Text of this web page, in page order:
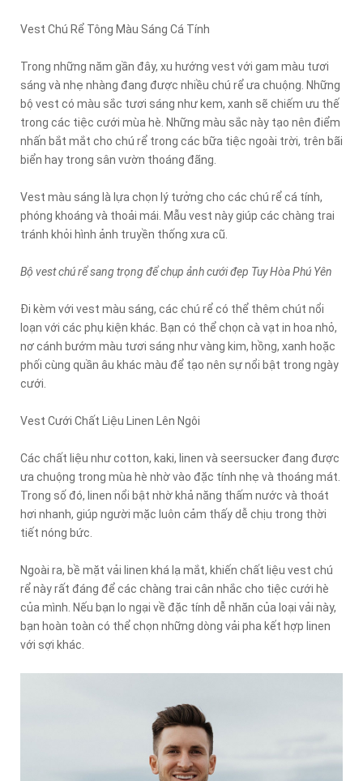
Vest Chú Rể Tông Màu Sáng Cá Tính
Trong những năm gần đây, xu hướng vest với gam màu tươi
sáng và nhẹ nhàng đang được nhiều chú rể ưa chuộng. Những
bộ vest có màu sắc tươi sáng như kem, xanh sẽ chiếm ưu thế
trong các tiệc cưới mùa hè. Những màu sắc này tạo nên điểm
nhấn bắt mắt cho chú rể trong các bữa tiệc ngoài trời, trên bãi
biển hay trong sân vườn thoáng đãng.
Vest màu sáng là lựa chọn lý tưởng cho các chú rể cá tính,
phóng khoáng và thoải mái. Mẫu vest này giúp các chàng trai
tránh khỏi hình ảnh truyền thống xưa cũ.
Bộ vest chú rể sang trọng để chụp ảnh cưới đẹp Tuy Hòa Phú Yên
Đi kèm với vest màu sáng, các chú rể có thể thêm chút nổi
loạn với các phụ kiện khác. Bạn có thể chọn cà vạt in hoa nhỏ,
nơ cánh bướm màu tươi sáng như vàng kim, hồng, xanh hoặc
phối cùng quần âu khác màu để tạo nên sự nổi bật trong ngày
cưới.
Vest Cưới Chất Liệu Linen Lên Ngôi
Các chất liệu như cotton, kaki, linen và seersucker đang được
ưa chuộng trong mùa hè nhờ vào đặc tính nhẹ và thoáng mát.
Trong số đó, linen nổi bật nhờ khả năng thấm nước và thoát
hơi nhanh, giúp người mặc luôn cảm thấy dễ chịu trong thời
tiết nóng bức.
Ngoài ra, bề mặt vải linen khá lạ mắt, khiến chất liệu vest chú
rể này rất đáng để các chàng trai cân nhắc cho tiệc cưới hè
của mình. Nếu bạn lo ngại về đặc tính dễ nhăn của loại vải này,
bạn hoàn toàn có thể chọn những dòng vải pha kết hợp linen
với sợi khác.